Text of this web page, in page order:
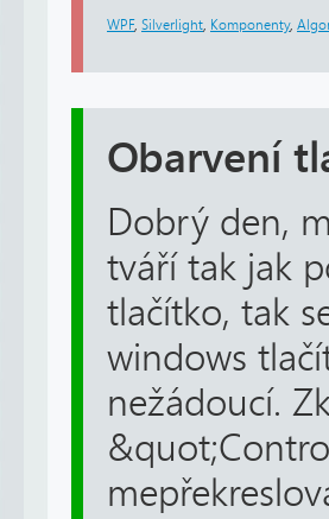
WPF, Silverlight Komponenty,
Obarvení
Dobrý den,
tváří tak jak
tlačítko, tak
windows
nežádoucí.